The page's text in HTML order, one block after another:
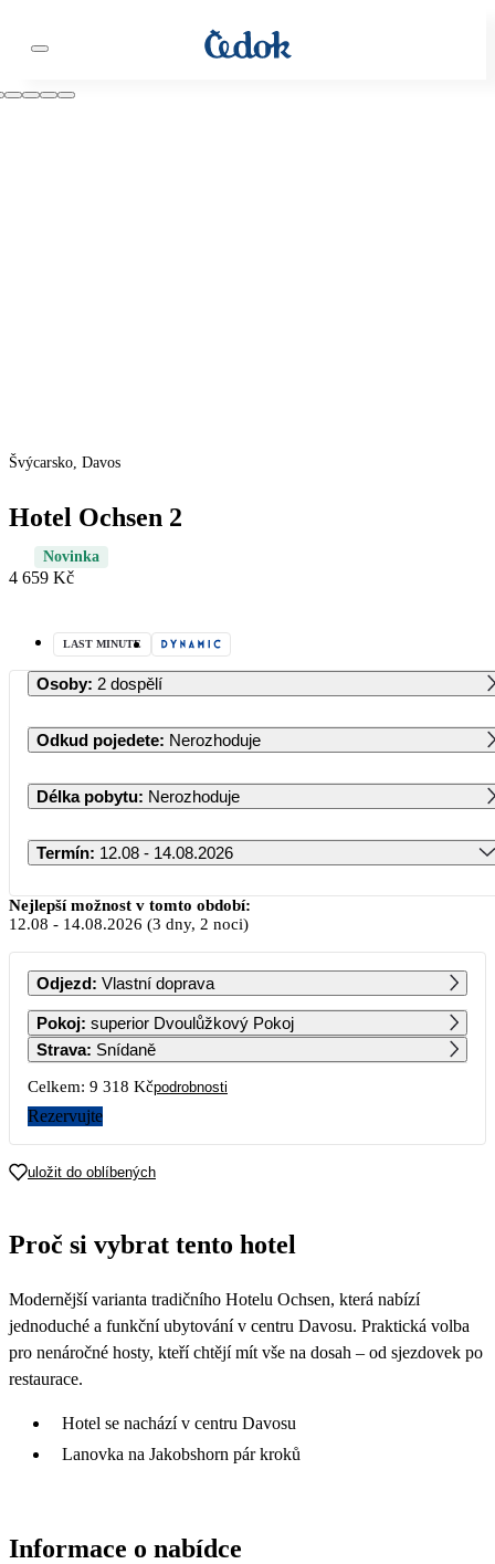
Švýcarsko, Davos
Hotel Ochsen 2
Novinka
4 659 Kč
LAST MINUTE
Osoby: 2 dospělí
Odkud pojedete: Nerozhoduje
Délka pobytu: Nerozhoduje
Termín: 12.08 - 14.08.2026
Srpen 2026
PO ÚT ST ČT PÁ SO NE
1 2
3 4 5 6 7 8 9
10
4 659 4 659 4 659 4 659 4 659
17 18
24
4 659
25 26 27
31
4 659
Nejlepší možnost v tomto období:
12.08 - 14.08.2026 (3 dny, 2 noci)
Odjezd: Vlastní doprava
Pokoj: superior Dvoulůžkový Pokoj
Strava: Snídaně
Celkem: 9 318 Kčpodrobnosti
Rezervujte
uložit do oblíbených
Proč si vybrat tento hotel
Modernější varianta tradičního Hotelu Ochsen, která nabízí
jednoduché a funkční ubytování v centru Davosu. Praktická volba
pro nenáročné hosty, kteří chtějí mít vše na dosah – od sjezdovek po
restaurace.
Hotel se nachází v centru Davosu
Lanovka na Jakobshorn pár kroků
Informace o nabídce